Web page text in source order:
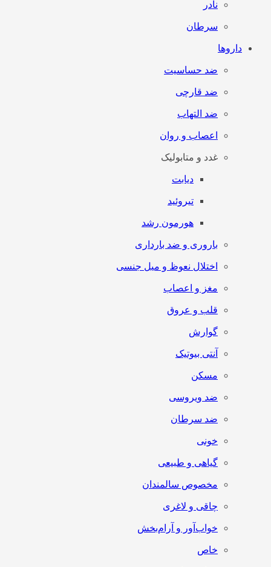
نادر
سرطان
داروها
ضد حساسیت
ضد قارچی
ضد التهاب
اعصاب و روان
غدد و متابولیک
دیابت
تیروئید
هورمون رشد
باروری و ضد بارداری
اختلال نعوظ و میل جنسی
مغز و اعصاب
قلب و عروق
گوارش
آنتی‌ بیوتیک
مسکن
ضد ویروسی
ضد سرطان
خونی
گیاهی و طبیعی
مخصوص سالمندان
چاقی و لاغری
خواب‌آور و آرام‌بخش
خاص